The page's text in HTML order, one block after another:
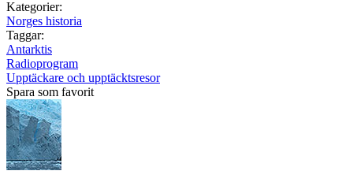
Kategorier:
Norges historia
Taggar:
Antarktis
Radioprogram
Upptäckare och upptäcktsresor
Spara som favorit